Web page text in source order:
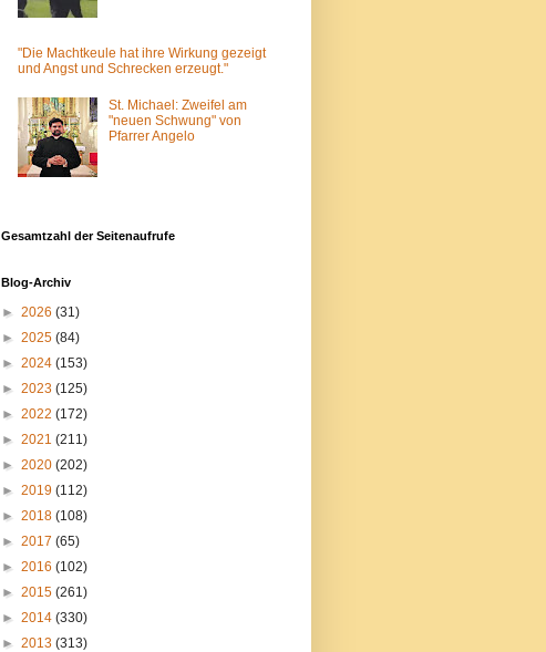
"Die Machtkeule hat ihre Wirkung gezeigt
und Angst und Schrecken erzeugt."
St. Michael: Zweifel am
"neuen Schwung" von
Pfarrer Angelo
Gesamtzahl der Seitenaufrufe
Blog-Archiv
► 2026 (31)
► 2025 (84)
► 2024 (153)
► 2023 (125)
► 2022 (172)
► 2021 (211)
► 2020 (202)
► 2019 (112)
► 2018 (108)
► 2017 (65)
► 2016 (102)
► 2015 (261)
► 2014 (330)
► 2013 (313)